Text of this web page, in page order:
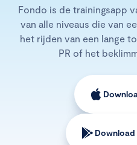
Fondo is de trainingsapp
van alle niveaus die van
het rijden van een lange
PR of het